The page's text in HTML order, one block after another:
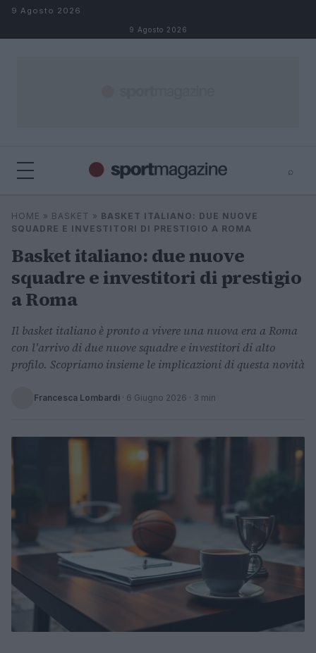
Salta al contenuto
9 Agosto 2026
9 Agosto 2026
⌕
Cerca
HOME » BASKET » BASKET ITALIANO: DUE NUOVE
SQUADRE E INVESTITORI DI PRESTIGIO A ROMA
Basket italiano: due nuove
squadre e investitori di prestigio
a Roma
Il basket italiano è pronto a vivere una nuova era a Roma
con l'arrivo di due nuove squadre e investitori di alto
profilo. Scopriamo insieme le implicazioni di questa novità
Francesca Lombardi · 6 Giugno 2026 · 3 min